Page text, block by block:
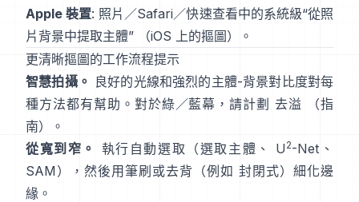
Apple 裝置: 照片／Safari／快速查看中的系統級“從照
片背景中提取主體” （iOS 上的摳圖）。
更清晰摳圖的工作流程提示
智慧拍攝。 良好的光線和強烈的主體-背景對比度對每
種方法都有幫助。對於綠／藍幕，請計劃 去溢 （指
南）。
從寬到窄。
執行自動選取（選取主體、 U 2-Net 、
SAM），然後用筆刷或去背（例如 封閉式）細化邊
緣。